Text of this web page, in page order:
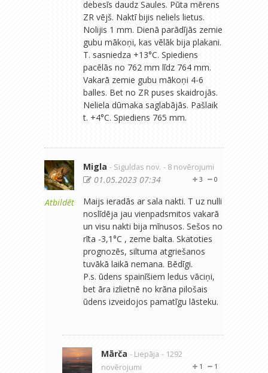
debesīs daudz Saules. Pūta mērens
ZR vējš. Naktī bijis neliels lietus.
Nolijis 1 mm. Dienā parādījās zemie
gubu mākoņi, kas vēlāk bija plakani.
T. sasniedza +13°C. Spiediens
pacēlās no 762 mm līdz 764 mm.
Vakarā zemie gubu mākoņi 4-6
balles. Bet no ZR puses skaidrojās.
Neliela dūmaka saglabājās. Pašlaik
t. +4°C. Spiediens 765 mm.
Atbildēt
Migla - Siguldas nov. - 8 novērojumi
0
3
01.05.2023 07:34
Maijs ieradās ar sala nakti. T uz nulli
noslīdēja jau vienpadsmitos vakarā
un visu nakti bija mīnusos. Sešos no
rīta -3,1°C , zeme balta. Skatoties
prognozēs, siltuma atgriešanos
tuvākā laikā nemana. Bēdīgi.
P.s. ūdens spainīšiem ledus vāciņi,
bet āra izlietnē no krāna pilošais
ūdens izveidojos pamatīgu lāsteku.
Mārča - Liepāja - 1292
novērojumi
1
1